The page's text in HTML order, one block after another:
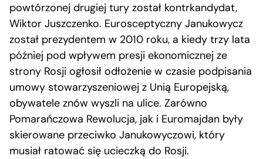
powtórzonej drugiej tury został kontrkandydat,
Wiktor Juszczenko. Eurosceptyczny Janukowycz
został prezydentem w 2010 roku, a kiedy trzy lata
później pod wpływem presji ekonomicznej ze
strony Rosji ogłosił odłożenie w czasie podpisania
umowy stowarzyszeniowej z Unią Europejską,
obywatele znów wyszli na ulice. Zarówno
Pomarańczowa Rewolucja, jak i Euromajdan były
skierowane przeciwko Janukowyczowi, który
musiał ratować się ucieczką do Rosji.